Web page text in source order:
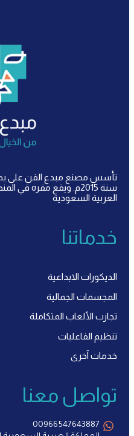
تأسس مصنع مبدع الفن على يد
سنة 2015م. ويقع مقره
العربية السعودية
خدماتنا
الديكورات الابداعية
المجسمات الجمالية
تجارب الألعاب المتكاملة
تنظيم الفاعليات
خدمات آخرى
تواصل معنا
00966547643887